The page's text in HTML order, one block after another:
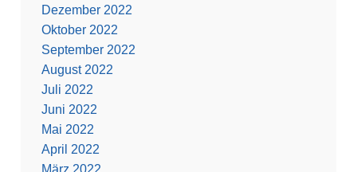
Dezember 2022
Oktober 2022
September 2022
August 2022
Juli 2022
Juni 2022
Mai 2022
April 2022
März 2022